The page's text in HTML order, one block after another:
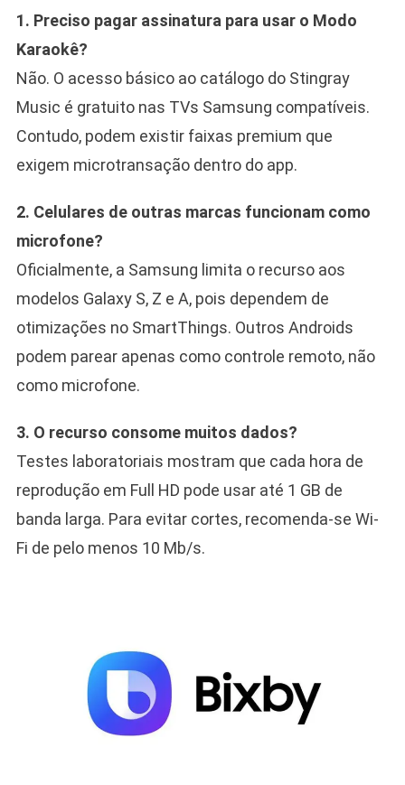
1. Preciso pagar assinatura para usar o Modo
Karaokê?
Não. O acesso básico ao catálogo do Stingray
Music é gratuito nas TVs Samsung compatíveis.
Contudo, podem existir faixas premium que
exigem microtransação dentro do app.
2. Celulares de outras marcas funcionam como
microfone?
Oficialmente, a Samsung limita o recurso aos
modelos Galaxy S, Z e A, pois dependem de
otimizações no SmartThings. Outros Androids
podem parear apenas como controle remoto, não
como microfone.
3. O recurso consome muitos dados?
Testes laboratoriais mostram que cada hora de
reprodução em Full HD pode usar até 1 GB de
banda larga. Para evitar cortes, recomenda-se Wi-
Fi de pelo menos 10 Mb/s.